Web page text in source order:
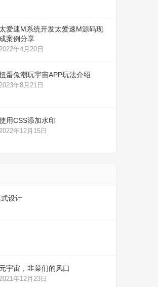
太爱速M系统开发太爱速M源码现
成案例分享
年4月20日
蛋兔潮玩宇宙APP玩法介绍
年8月21日
用CSS添加水印
年12月15日
设计
元宇宙，韭菜们的风口
年12月23日